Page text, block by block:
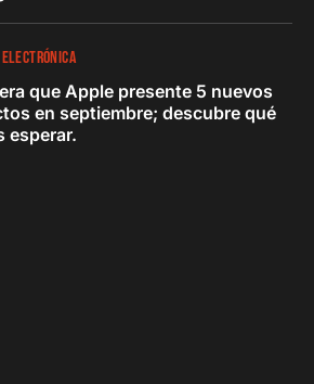
ELECTRÓNICA
que Apple presente 5 nuevos
en septiembre; descubre qué
esperar.